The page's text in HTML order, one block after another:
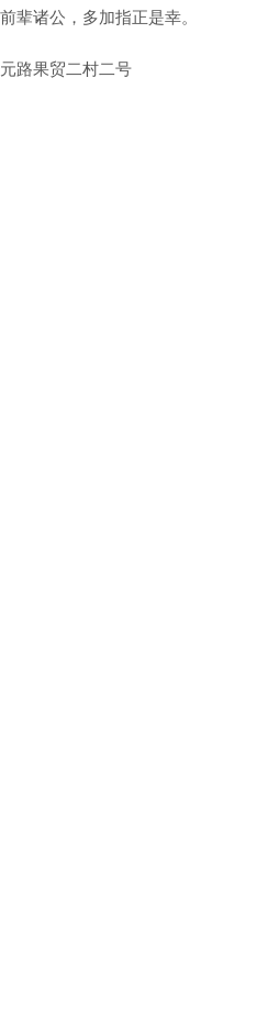
辈诸公，多加指正是幸。
路果贸二村二号